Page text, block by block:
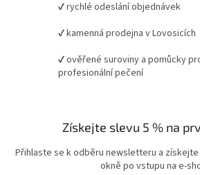
✔ rychlé odeslání objednávek
✔ kamenná prodejna v Lovosicích
✔ ověřené suroviny a pomůcky
profesionální pečení
Získejte slevu 5 % na
Přihlaste se k odběru newsletteru a
okně po vstupu na e-